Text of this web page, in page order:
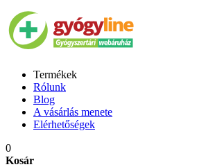
Termékek
Rólunk
Blog
A vásárlás menete
Elérhetőségek
0
Kosár